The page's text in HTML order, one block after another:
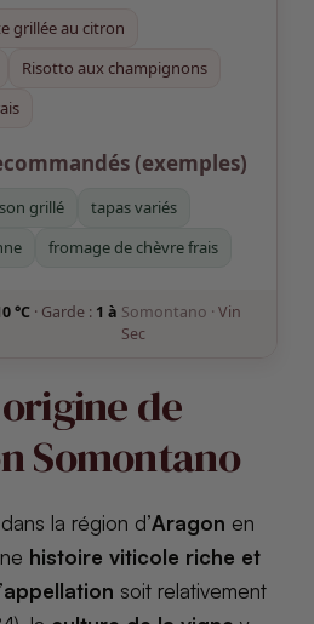
grillée au citron
Risotto aux champignons
(exemples)
grillé
tapas variés
fromage de chèvre frais
°C · Garde : 1 à Somontano ·Vin
Sec
de
Somontano
la région d’Aragon en
histoire viticole riche et
appellation soit relativement